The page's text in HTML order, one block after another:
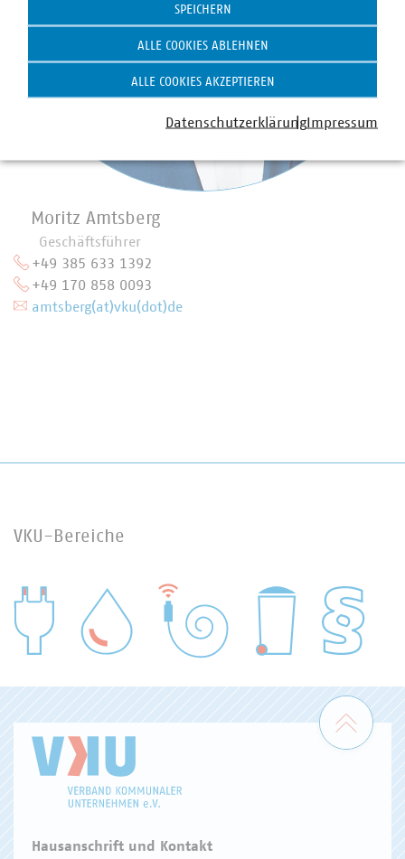
Moritz Amtsberg
Geschäftsführer
+49 385 633 1392
+49 170 858 0093
amtsberg(at)vku(dot)de
VKU-Bereiche
WASSER/ABWASSER
Zum
Hausanschrift und Kontakt
SPEICHERN
ALLE COOKIES ABLEHNEN
ALLE COOKIES AKZEPTIEREN
DatenschutzerklärungImpressum